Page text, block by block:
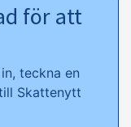
för att
teckna en
Skattenytt